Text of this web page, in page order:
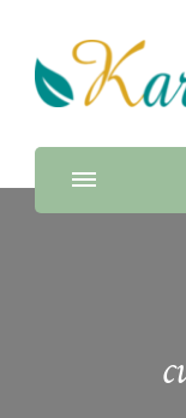
Karin
Guida